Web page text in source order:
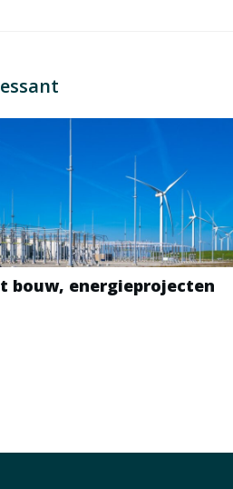
bouw, energieprojecten